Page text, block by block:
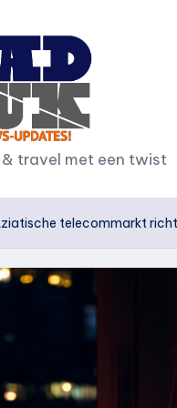
travel met een twist
telecommarkt